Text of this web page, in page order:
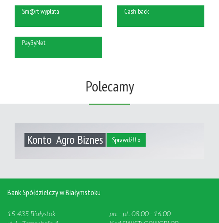
Sm@rt wypłata Cash back
PayByNet
Polecamy
Konto Agro Biznes Sprawdź!! »
Bank Spółdzielczy w Białymstoku
15-435 Białystok
pn. - pt. 08:00 - 16:00